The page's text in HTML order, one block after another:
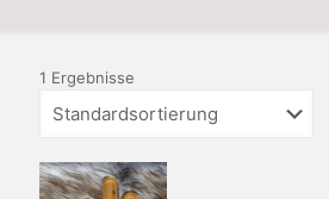
1 Ergebnisse